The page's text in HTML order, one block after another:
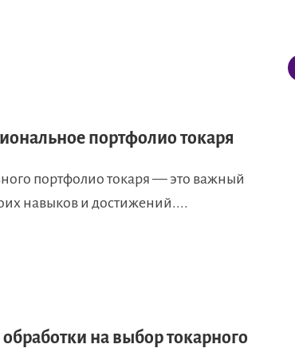
портфолио токаря
портфолио токаря — это важный
навыков и достижений....
на выбор токарного